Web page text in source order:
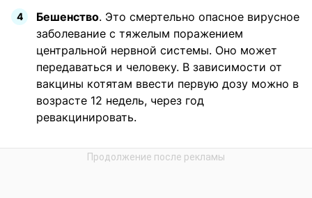
Бешенство. Это смертельно опасное вирусное
заболевание с тяжелым поражением
центральной нервной системы. Оно может
передаваться и человеку. В зависимости от
вакцины котятам ввести первую дозу можно в
возрасте 12 недель, через год
ревакцинировать.